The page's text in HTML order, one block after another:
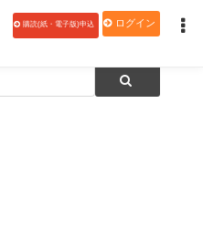
購読(紙・電子版)申込 ログイン